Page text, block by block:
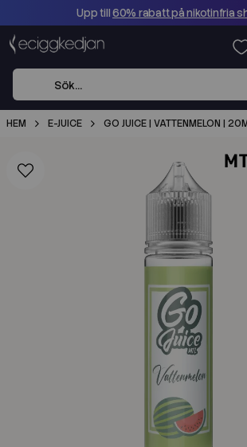
Upp till60% rabatt på nikotinfria
HEM E-JUICE GO JUICE | VATTENMELON |